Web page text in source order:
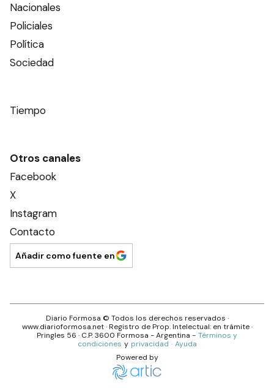
Nacionales
Policiales
Política
Sociedad
Tiempo
Otros canales
Facebook
X
Instagram
Contacto
Añadir como fuente en
Diario Formosa © Todos los derechos reservados ·
www.diarioformosa.net · Registro de Prop. Intelectual: en trámite ·
Pringles 56 · C.P.3600 Formosa - Argentina - Términos y
condiciones y privacidad · Ayuda
Powered by